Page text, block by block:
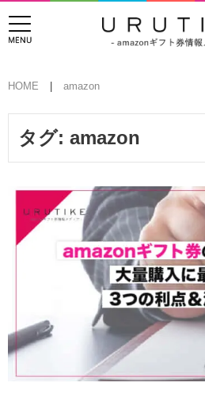
HOME amazon
タグ: amazon